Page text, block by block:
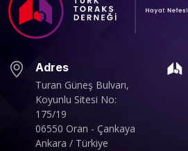
Adres
Turan Güneş Bulvarı,
Koyunlu Sitesi No:
175/19
06550 Oran - Çankaya
Ankara / Türkiye